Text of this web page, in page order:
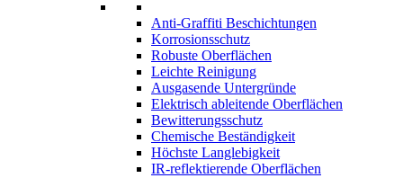
Anti-Graffiti Beschichtungen
Korrosionsschutz
Robuste Oberflächen
Leichte Reinigung
Ausgasende Untergründe
Elektrisch ableitende Oberflächen
Bewitterungsschutz
Chemische Beständigkeit
Höchste Langlebigkeit
IR-reflektierende Oberflächen